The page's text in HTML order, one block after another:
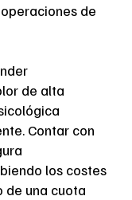
de
de alta
Contar con
los costes
de una cuota